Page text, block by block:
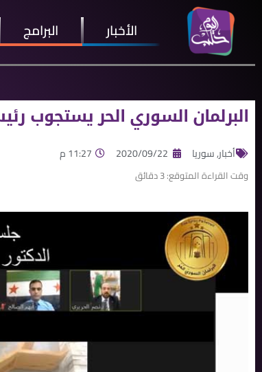
الأخبار البرامج
البرلمان السوري الحر يستجوب
أخبار,سوريا 2020/09/22 11:27 م
وقت القراءة المتوقع:3دقائق